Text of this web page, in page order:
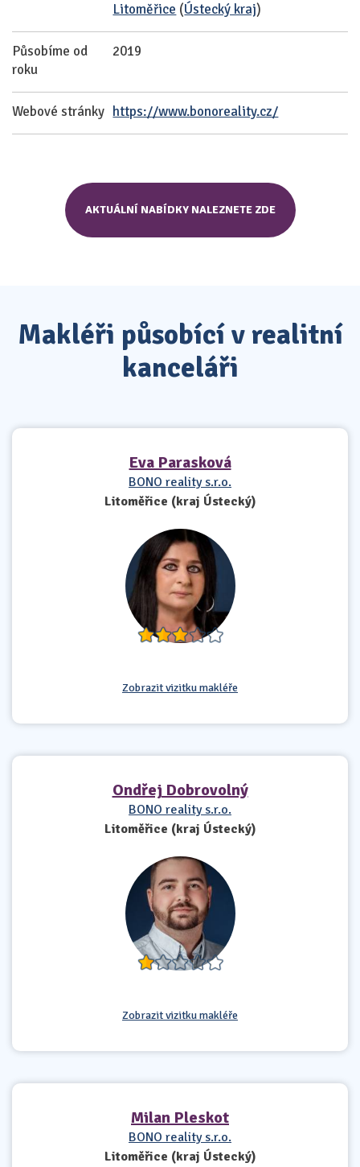
Litoměřice (Ústecký kraj)
Působíme od
roku
2019
Webové stránky https://www.bonoreality.cz/
AKTUÁLNÍ NABÍDKY NALEZNETE ZDE
Makléři působící v realitní
kanceláři
Eva Parasková
BONO reality s.r.o.
Litoměřice (kraj Ústecký)
Zobrazit vizitku makléře
Ondřej Dobrovolný
BONO reality s.r.o.
Litoměřice (kraj Ústecký)
Zobrazit vizitku makléře
Milan Pleskot
BONO reality s.r.o.
Litoměřice (kraj Ústecký)